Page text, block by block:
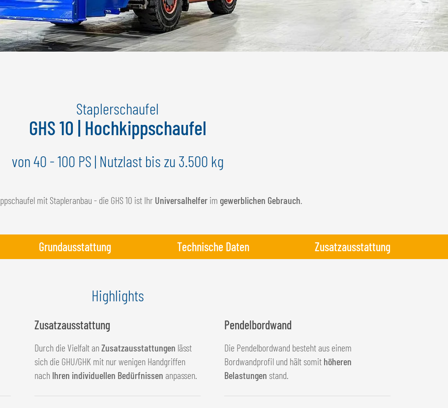
Staplerschaufel
GHS 10 | Hochkippschaufel
von 40 - 100 PS | Nutzlast bis zu 3.500 kg
mit Stapleranbau - die GHS 10 ist Ihr Universalhelfer im gewerblichen Gebrauch.
Grundausstattung Technische Daten Zusatzausstattung
Highlights
Zusatzausstattung
Durch die Vielfalt an Zusatzausstattungen lässt
sich die GHU/GHK mit nur wenigen Handgriffen
nach Ihren individuellen Bedürfnissen anpassen.
Pendelbordwand
Die Pendelbordwand besteht aus einem
Bordwandprofil und hält somit höheren
Belastungen stand.